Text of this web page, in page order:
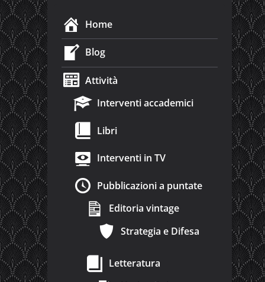
Home
Blog
Attività
Interventi accademici
Libri
Interventi in TV
Pubblicazioni a puntate
Editoria vintage
Strategia e Difesa
Letteratura